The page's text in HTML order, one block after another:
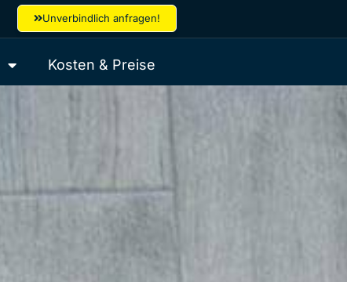
Unverbindlich anfragen!
Kosten & Preise